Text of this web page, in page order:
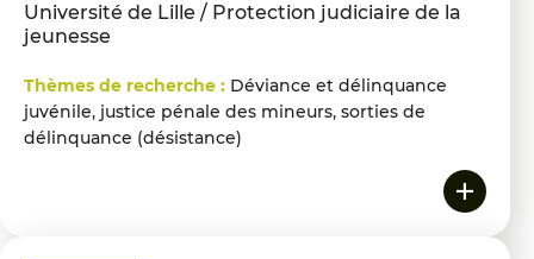
Université de Lille / Protection judiciaire de la
jeunesse
Thèmes de recherche : Déviance et délinquance
juvénile, justice pénale des mineurs, sorties de
délinquance (désistance)